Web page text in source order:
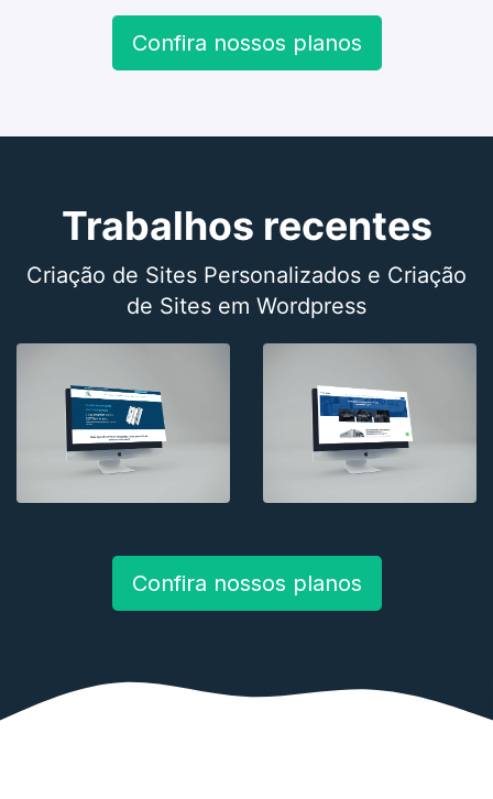
Confira nossos planos
Trabalhos recentes
Criação de Sites Personalizados e Criação
de Sites em Wordpress
Confira nossos planos